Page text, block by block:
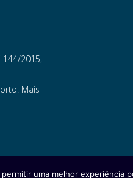
2015,
Mais
| Todos os direitos
uma melhor experiência